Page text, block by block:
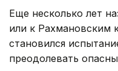
Еще несколько лет
или к Рахмановским
становился
преодолевать